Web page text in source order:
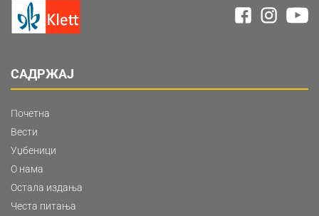
САДРЖАЈ
Почетна
Вести
Уџбеници
О нама
Остала издања
Честа питања